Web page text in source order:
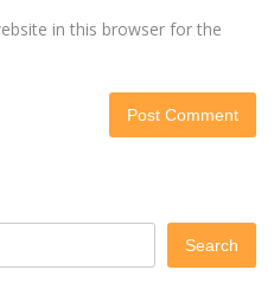
in this browser for the
Search